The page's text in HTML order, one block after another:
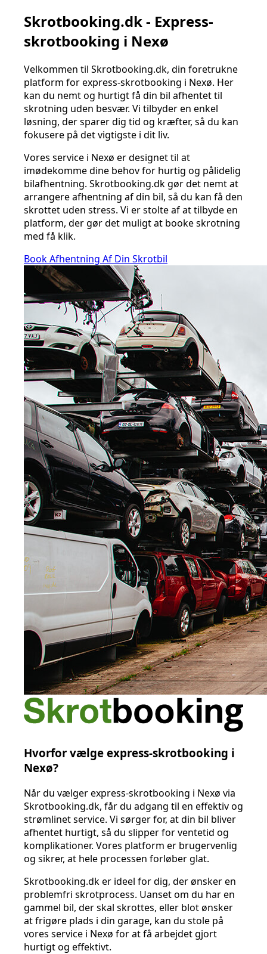
Skrotbooking.dk - Express-
skrotbooking i Nexø
Velkommen til Skrotbooking.dk, din foretrukne
platform for express-skrotbooking i Nexø. Her
kan du nemt og hurtigt få din bil afhentet til
skrotning uden besvær. Vi tilbyder en enkel
løsning, der sparer dig tid og kræfter, så du kan
fokusere på det vigtigste i dit liv.
Vores service i Nexø er designet til at
imødekomme dine behov for hurtig og pålidelig
bilafhentning. Skrotbooking.dk gør det nemt at
arrangere afhentning af din bil, så du kan få den
skrottet uden stress. Vi er stolte af at tilbyde en
platform, der gør det muligt at booke skrotning
med få klik.
Book Afhentning Af Din Skrotbil
Hvorfor vælge express-skrotbooking i
Nexø?
Når du vælger express-skrotbooking i Nexø via
Skrotbooking.dk, får du adgang til en effektiv og
strømlinet service. Vi sørger for, at din bil bliver
afhentet hurtigt, så du slipper for ventetid og
komplikationer. Vores platform er brugervenlig
og sikrer, at hele processen forløber glat.
Skrotbooking.dk er ideel for dig, der ønsker en
problemfri skrotprocess. Uanset om du har en
gammel bil, der skal skrottes, eller blot ønsker
at frigøre plads i din garage, kan du stole på
vores service i Nexø for at få arbejdet gjort
hurtigt og effektivt.